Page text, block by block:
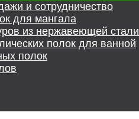
и сотрудничество
для мангала
из нержавеющей стали
полок для ванной
полок